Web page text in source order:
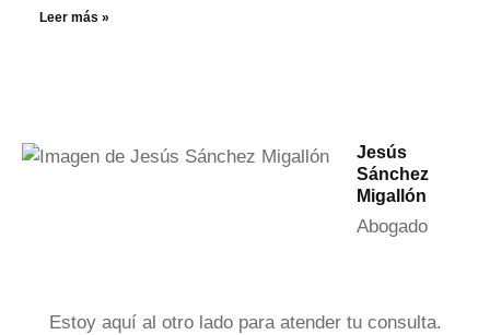
Leer más »
Jesús
Sánchez
Migallón
Abogado
Estoy aquí al otro lado para atender tu consulta.